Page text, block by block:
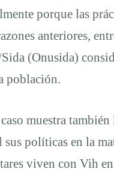
porque las
anteriores,
(Onusida)
población.
caso muestra
políticas en la
viven con Vih